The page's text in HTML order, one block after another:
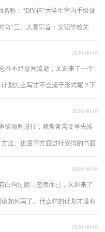
称：“DIY杯”大学生室内手绘设
尚”三、大赛宗旨：实现学校关
2026-08-05
在不经意间流逝，又迎来了一个
划怎么写才不会流于形式呢？下
2026-08-05
情顺利进行，就常常需要事先准
法、进度等方面进行安排的书面
2026-08-05
白驹过隙，忽然而已，又迎来了
如何写了。什么样的计划才是有
2026-08-05